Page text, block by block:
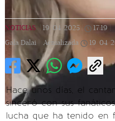
NOTICIAS 19/04/2025 17:19 |
Gala Dalai |
Actualizada 19/04/
Hace unos días, el
sinceró con sus
lucha que ha tenido en